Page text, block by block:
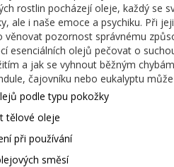
rostlin pocházejí oleje, každý se
ale i naše emoce a psychiku. Při
pozornost správnému
esenciálních olejů pečovat o
a jak se vyhnout běžným
čajovníku nebo eukalyptu
podle typu pokožky
tělové oleje
při používání
směsí